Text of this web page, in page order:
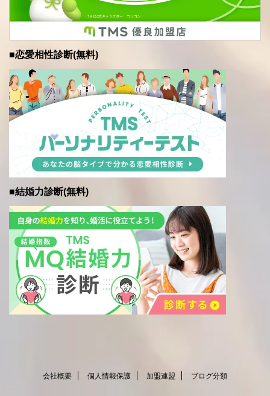
■恋愛相性診断(無料)
■結婚力診断(無料)
会社概要 個人情報保護 加盟連盟 ブログ分類